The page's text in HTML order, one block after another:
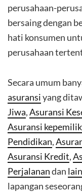
perusahaan-
bersaing dengan
hati konsumen
perusahaan
Secara umum
asuransiyang
Jiwa,Asuransi
Asuransi
Pendidikan,
Asuransi Kredit,
Perjalanandan
lapangan